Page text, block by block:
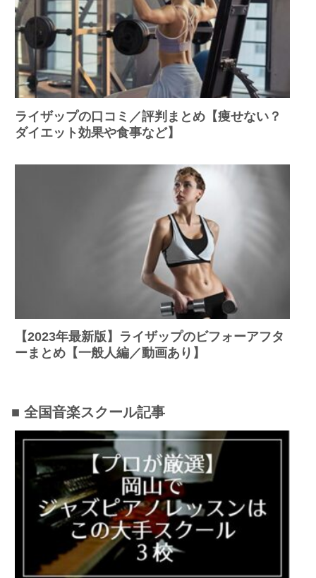
ライザップの口コミ／評判まとめ【痩せない？
ダイエット効果や食事など】
【2023年最新版】ライザップのビフォーアフタ
ーまとめ【一般人編／動画あり】
■ 全国音楽スクール記事